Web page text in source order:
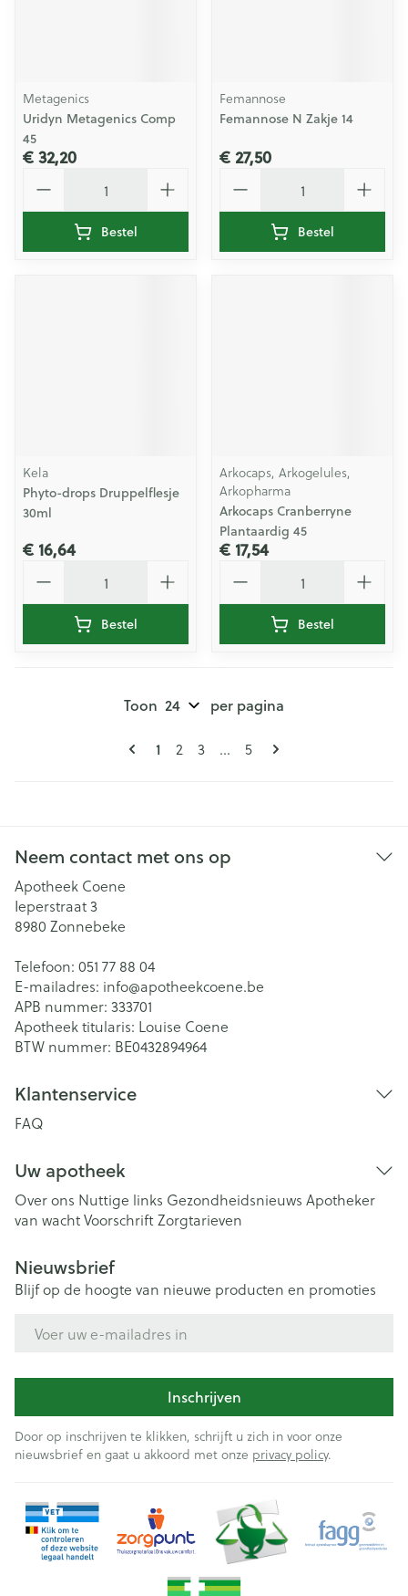
Metagenics
Uridyn Metagenics Comp
45
€ 32,20
Bestel
Femannose
Femannose N Zakje 14
€ 27,50
Bestel
Kela
Phyto-drops Druppelflesje
30ml
€ 16,64
Bestel
Arkocaps, Arkogelules,
Arkopharma
Arkocaps Cranberryne
Plantaardig 45
€ 17,54
Bestel
Pagina's
U lees momenteel pagina
1 Pagina
2 Pagina
3 ... Pagina
5
Toon per pagina
Neem contact met ons op
Apotheek Coene
Ieperstraat 3
8980 Zonnebeke
Telefoon: 051 77 88 04
E-mailadres: info@apotheekcoene.be
APB nummer: 333701
Apotheek titularis: Louise Coene
BTW nummer: BE0432894964
Klantenservice
FAQ
Uw apotheek
Over ons Nuttige links Gezondheidsnieuws Apotheker
van wachtVoorschriftZorgtarieven
Nieuwsbrief
Blijf op de hoogte van nieuwe producten en promoties
Inschrijven
Door op inschrijven te klikken, schrijft u zich in voor onze
nieuwsbrief en gaat u akkoord met onze privacy policy.